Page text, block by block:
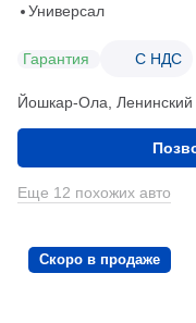
Универсал
Гарантия С НДС
Йошкар-Ола, Ленинский
Еще 12 похожих авто
Скоро в продаже